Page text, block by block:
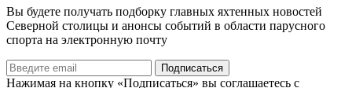
Вы будете получать подборку главных яхтенных новостей
Северной столицы и анонсы событий в области парусного
спорта на электронную почту
Подписаться
Нажимая на кнопку «Подписаться» вы соглашаетесь с